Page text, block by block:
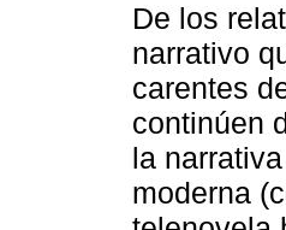
De los
narrativo
carentes
continúen
la
moderna